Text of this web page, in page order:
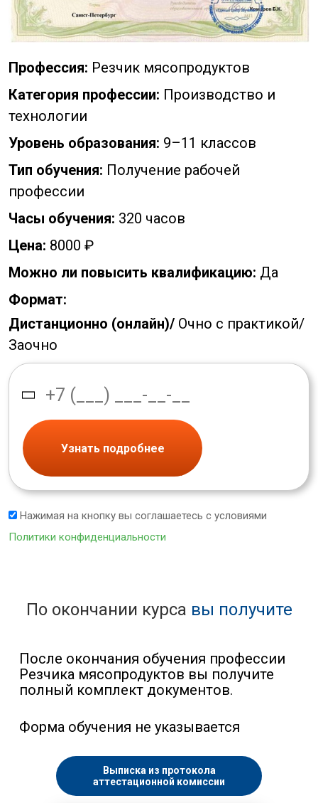
Профессия: Резчик мясопродуктов
Категория профессии: Производство и
технологии
Уровень образования: 9–11 классов
Тип обучения: Получение рабочей
профессии
Часы обучения: 320 часов
Цена: 8000 ₽
Можно ли повысить квалификацию: Да
Формат:
Дистанционно (онлайн)/ Очно с практикой/
Заочно
Узнать подробнее
Нажимая на кнопку вы соглашаетесь с условиями
Политики конфиденциальности
По окончании курса вы получите
После окончания обучения профессии
Резчика мясопродуктов вы получите
полный комплект документов.
Форма обучения не указывается
Выписка из протокола
аттестационной комиссии